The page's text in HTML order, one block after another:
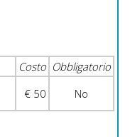
Costo Obbligatorio
€ 50 No